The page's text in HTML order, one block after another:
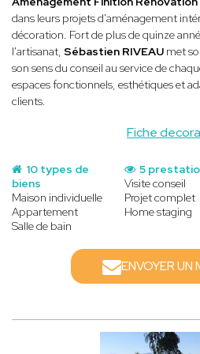
Fiche
dans leurs projets d'aménagement
décoration. Fort de plus de quinze
l'artisanat, Sébastien RIVEAU met
son sens du conseil au service de
espaces fonctionnels, esthétiques et
clients.
10 types de
biens
Maison individuelle
Appartement
Salle de bain
5
Visite conseil
Projet complet
Home staging
ENVOYER UN